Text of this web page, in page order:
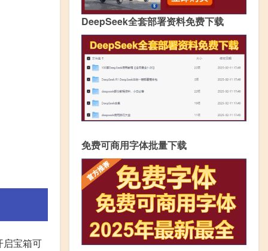
启宝箱可
DeepSeek全套部署资料免费下载
免费可商用字体批量下载